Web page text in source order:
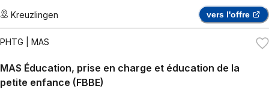
Kreuzlingen vers l'offre
PHTG | MAS
MAS Éducation, prise en charge et éducation de la
petite enfance (FBBE)